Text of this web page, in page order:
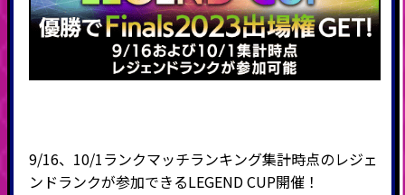
9/16、10/1ランクマッチランキング集計時点のレジェ
ンドランクが参加できるLEGEND CUP開催！